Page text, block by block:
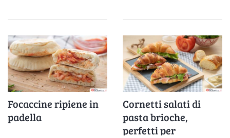
Focaccine ripiene in
padella
Cornetti salati di
pasta brioche,
perfetti per